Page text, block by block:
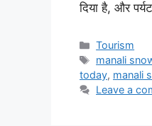
दिया है, और
Categories
Tourism
Tags
manali
today, manali
Leave a